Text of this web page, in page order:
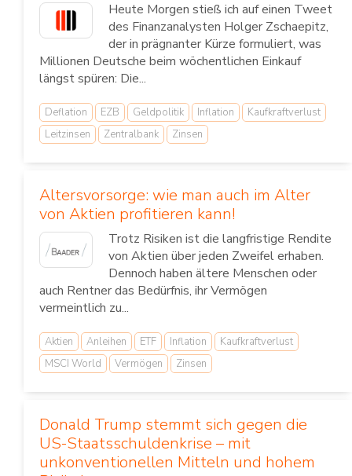
Heute Morgen stieß ich auf einen Tweet
des Finanzanalysten Holger Zschaepitz,
der in prägnanter Kürze formuliert, was
Millionen Deutsche beim wöchentlichen Einkauf
längst spüren: Die...
Deflation EZB Geldpolitik Inflation
Kaufkraftverlust
Leitzinsen
Zentralbank Zinsen
Altersvorsorge: wie man auch im Alter
von Aktien profitieren kann!
Trotz Risiken ist die langfristige Rendite
von Aktien über jeden Zweifel erhaben.
Dennoch haben ältere Menschen oder
auch Rentner das Bedürfnis, ihr Vermögen
vermeintlich zu...
Aktien Anleihen ETF Inflation
Kaufkraftverlust
MSCI World
Vermögen Zinsen
Donald Trump stemmt sich gegen die
US-Staatsschuldenkrise – mit
unkonventionellen Mitteln und hohem